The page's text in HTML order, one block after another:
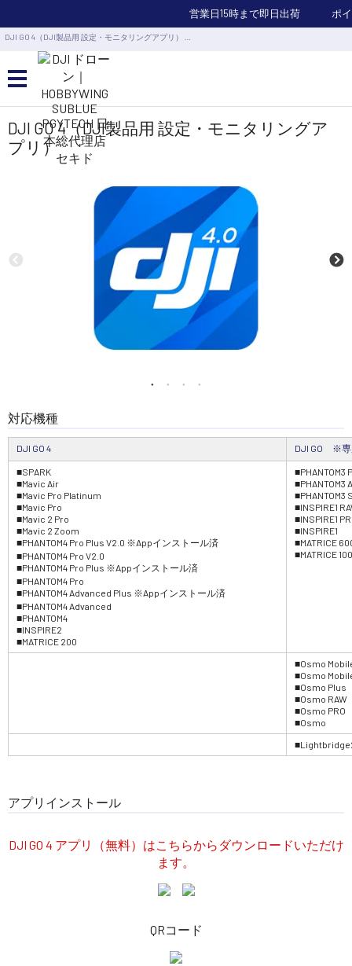
営業日15時まで即日出荷 ポ
DJI GO 4（DJI製品用 設定・モニタリングアプリ） …
カメラドローン・生活家電
業務用ドローン・業務関連製品
水中ドローン(ROV)・水中スクーター
RC・ロボット部品
サポート・Q&A / 法人・学生のお客様
取扱店舗一覧
コーポレートサイト
SEKIDO 会社概要
DJI GO 4（DJI製品用 設定・モニタリングア
プリ）
対応機種
DJI GO 4 DJI GO ※専
■SPARK
■Mavic Air
■Mavic Pro Platinum
■Mavic Pro
■Mavic 2 Pro
■Mavic 2 Zoom
■PHANTOM4 Pro Plus V2.0 ※Appインストール済
■PHANTOM4 Pro V2.0
■PHANTOM4 Pro Plus ※Appインストール済
■PHANTOM4 Pro
■PHANTOM4 Advanced Plus ※Appインストール済
■PHANTOM4 Advanced
■PHANTOM4
■INSPIRE2
■MATRICE 200
■PHANTOM3
■PHANTOM3
■PHANTOM3
■INSPIRE1
■INSPIRE1
■INSPIRE1
■MATRICE
■MATRICE 100
■Osmo
■Osmo
■Osmo Plus
■Osmo RAW
■Osmo PRO
■Osmo
アプリインストール
DJI GO 4 アプリ（無料）はこちらからダウンロードいただけ
ます。
QRコード